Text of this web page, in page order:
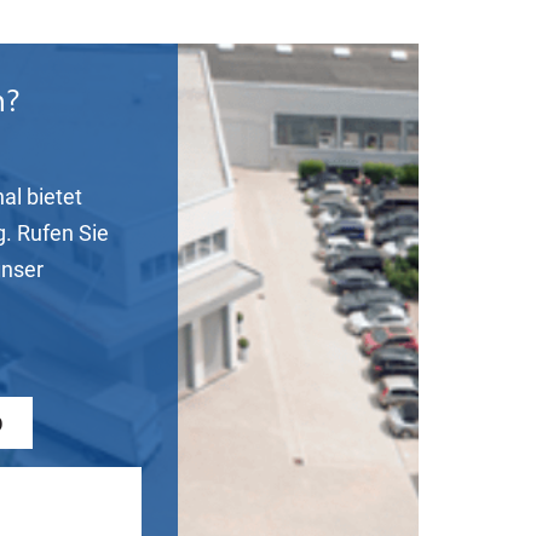
bietet
Rufen Sie